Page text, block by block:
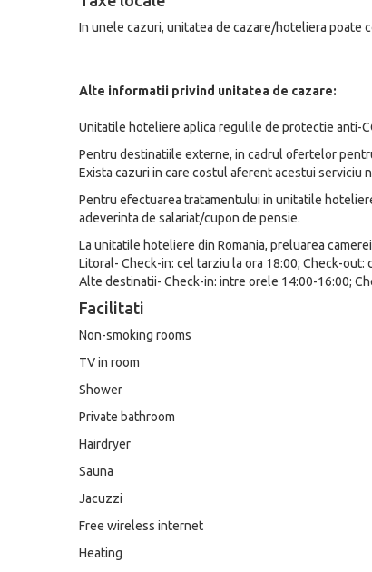
In unele cazuri, unitatea de cazare/hoteliera poate
Alte informatii privind unitatea de cazare:
Unitatile hoteliere aplica regulile de protectie anti-
Pentru destinatiile externe, in cadrul ofertelor
Exista cazuri in care costul aferent acestui serviciu
Pentru efectuarea tratamentului in unitatile
adeverinta de salariat/cupon de pensie.
La unitatile hoteliere din Romania, preluarea
Litoral- Check-in: cel tarziu la ora 18:00; Check-out:
Alte destinatii- Check-in: intre orele 14:00-16:00;
Facilitati
Non-smoking rooms
TV in room
Shower
Private bathroom
Hairdryer
Sauna
Jacuzzi
Free wireless internet
Heating